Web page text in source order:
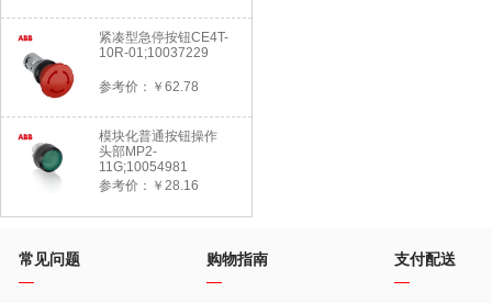
紧凑型急停按钮CE4T-
10R-01;10037229
参考价：￥62.78
模块化普通按钮操作
头部MP2-
11G;10054981
参考价：￥28.16
常见问题 购物指南 支付配送